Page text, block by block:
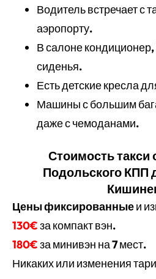
Водитель встречает с
аэропорту.
В салоне
сиденья.
Есть детские кресла
Машины с большим
даже с чемоданами.
Стоимость такси
Подольского КПП
Цены фиксированныеи
130€за компакт вэн.
180€за минивэн на 7 мест.
Никаких или изменения